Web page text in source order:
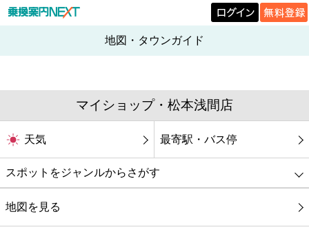
地図・タウンガイド
マイショップ・松本浅間店
天気 最寄駅・バス停
スポットをジャンルからさがす
グルメ
地図を見る